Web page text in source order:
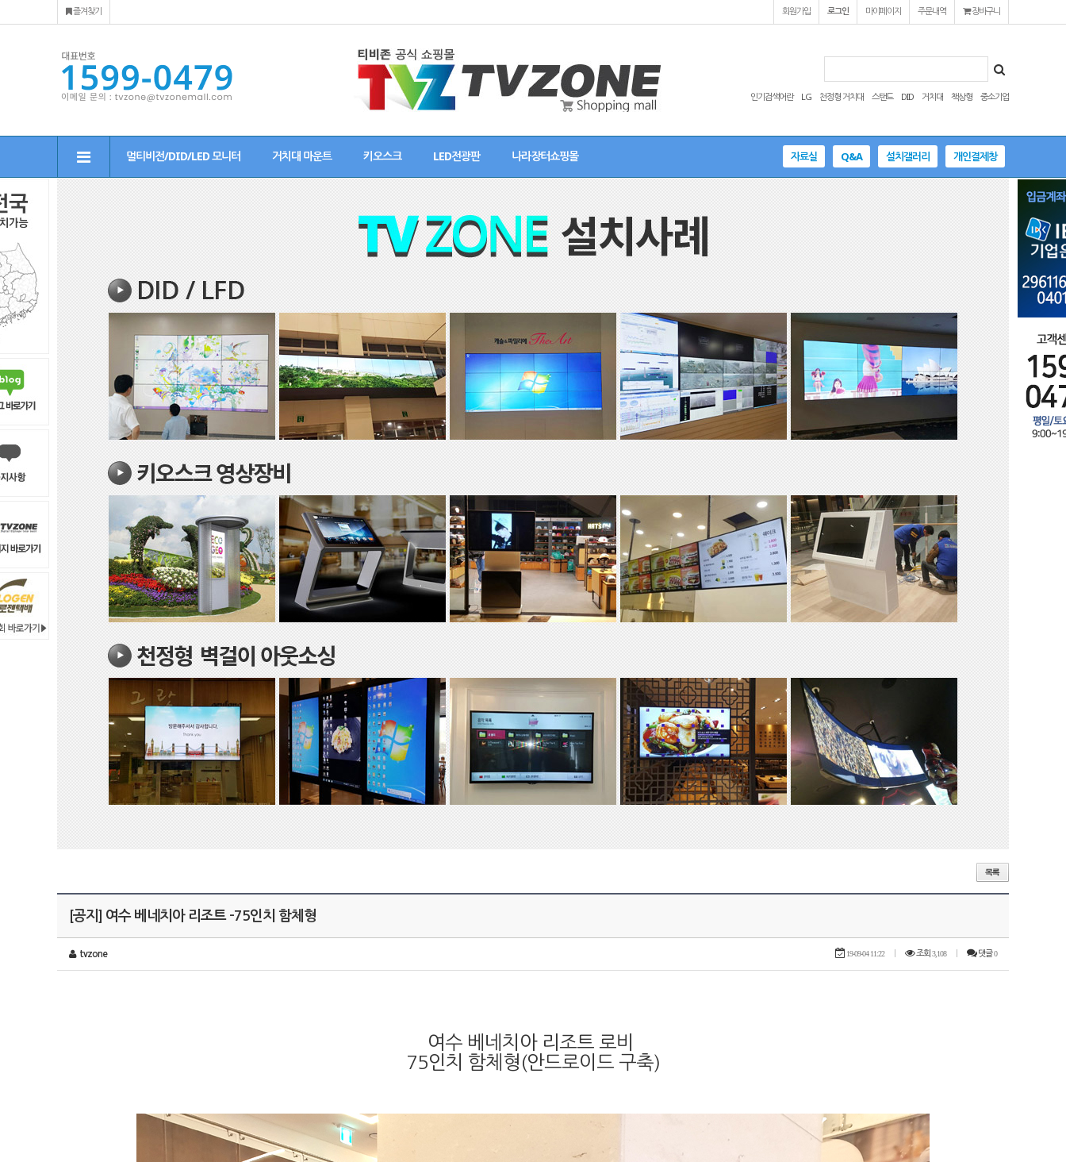
회원가입 로그인 마이페이지 주문내역 장바구니
즐겨찾기
인기검색어란 LG 천정형 거치대 스탠드 DID 거치대 책상형 중소기업
멀티비전/DID/LED 모니터 거치대 마운트 키오스크 LED전광판 나라장터쇼핑몰 자료실 Q&A 설치갤러리 개인결제창
[공지] 여수 베네치아 리조트 -75인치 함체형
tvzone 19-09-04 11:22 조회 3,108 댓글0
여수 베네치아 리조트 로비
75인치 함체형(안드로이드 구축)